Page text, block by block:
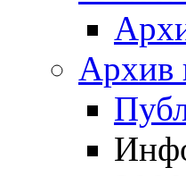
Архив